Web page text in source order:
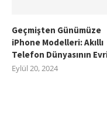
Geçmişten Günümüze
iPhone Modelleri: Akıllı
Telefon Dünyasının
Eylül 20, 2024